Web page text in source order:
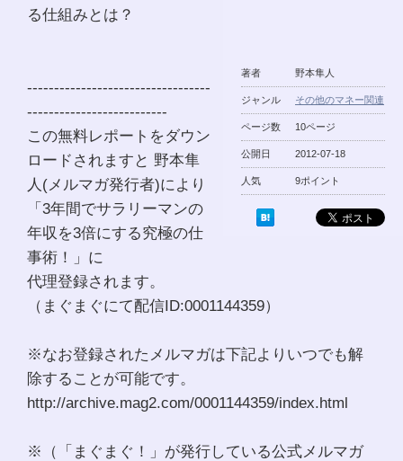
著者 野本隼人
ジャンル その他のマネー関連
ページ数 10ページ
公開日 2012-07-18
人気 9ポイント
る仕組みとは？
----------------------------------
--------------------------
この無料レポートをダウン
ロードされますと 野本隼
人(メルマガ発行者)により
「3年間でサラリーマンの
年収を3倍にする究極の仕
事術！」に
代理登録されます。
（まぐまぐにて配信ID:0001144359）
※なお登録されたメルマガは下記よりいつでも解
除することが可能です。
http://archive.mag2.com/0001144359/index.html
※（「まぐまぐ！」が発行している公式メルマガ